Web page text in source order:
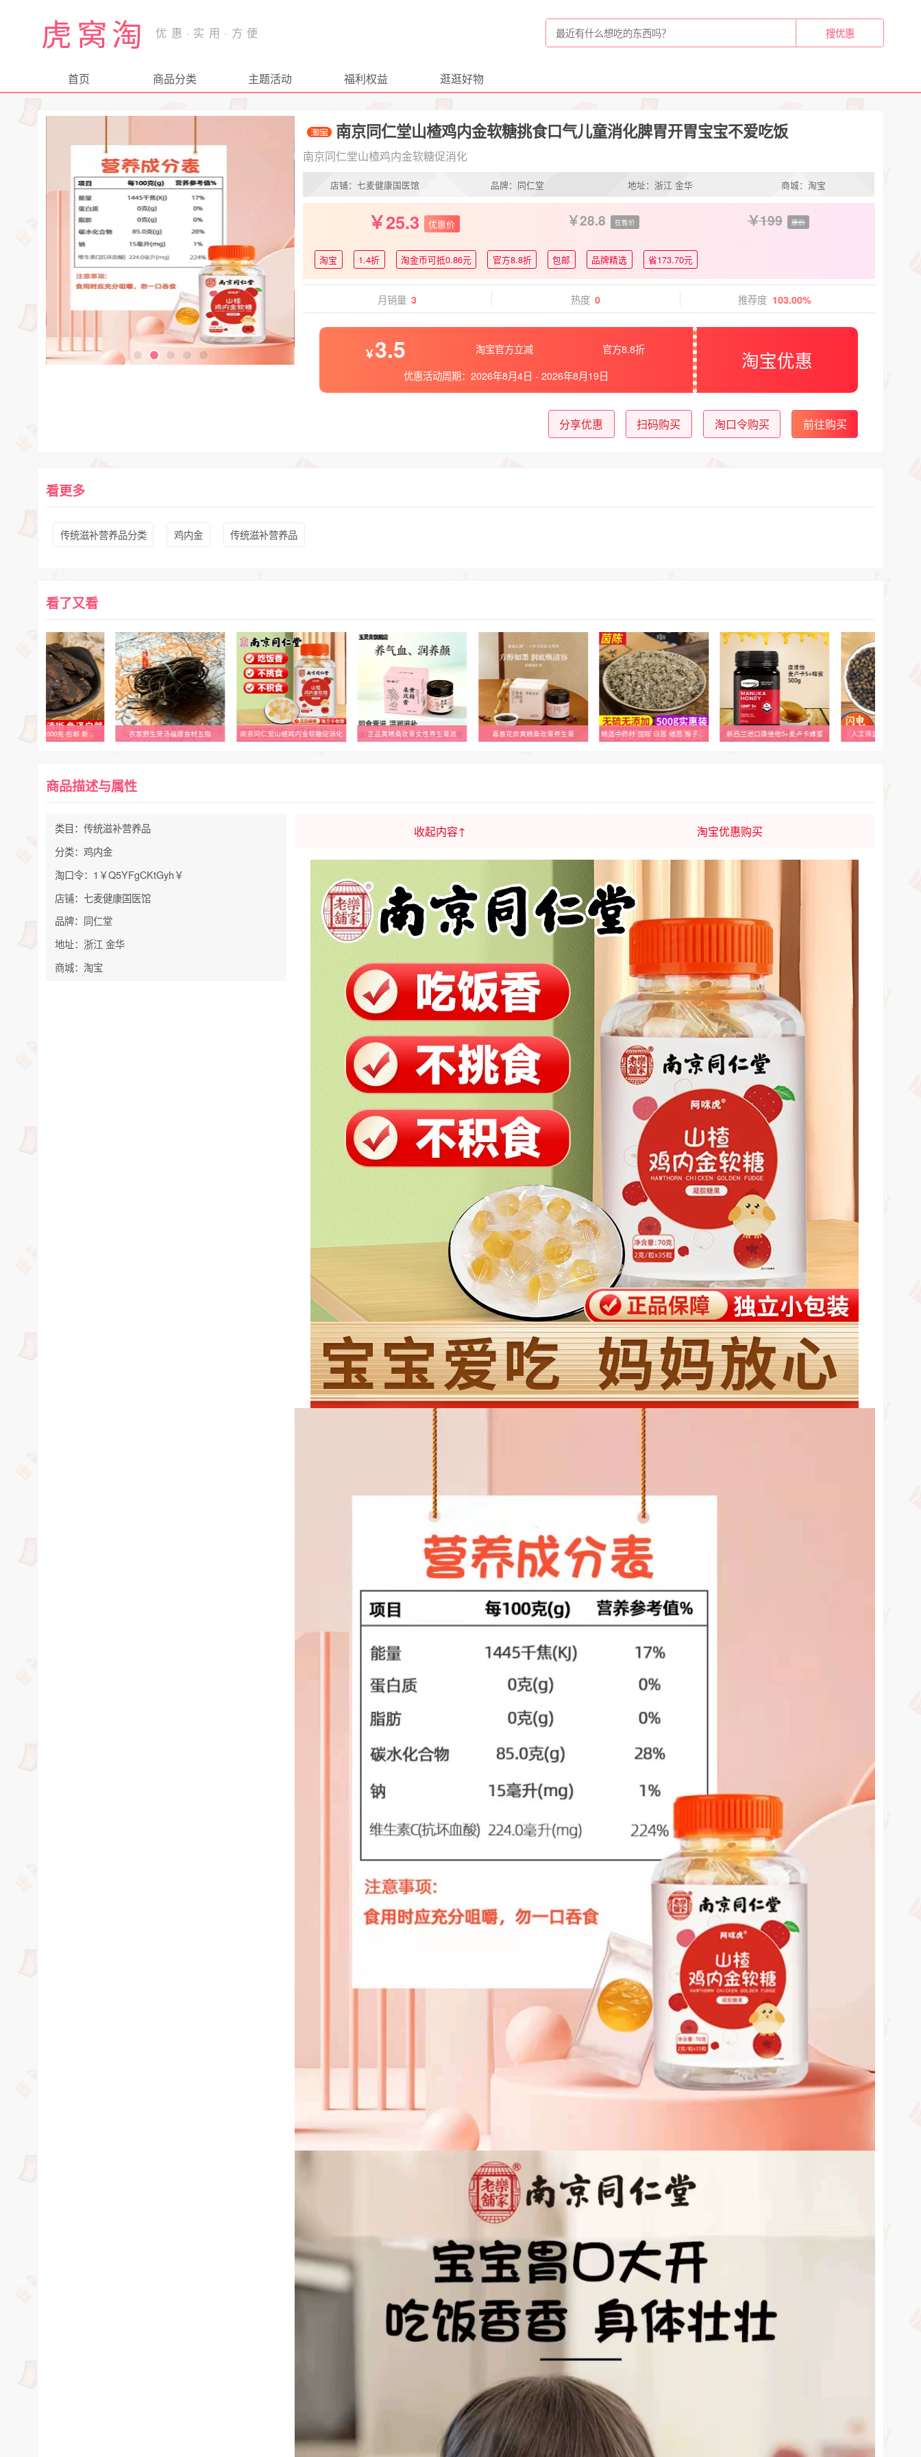
虎窝淘
首页 商品分类 主题活动 福利权益 逛逛好物
南京同仁堂山楂鸡内金软糖挑食口气儿童消化脾胃开胃宝宝不爱吃饭
南京同仁堂山楂鸡内金软糖促消化
店铺：七麦健康国医馆 品牌：同仁堂 地址：浙江 金华 商城：淘宝
25.3 优惠价 28.8 在售价 199 原价
淘宝 1.4折 淘金币可抵0.86元 官方8.8折 包邮 品牌精选 省173.70元
月销量 3 热度 0 推荐度 103.00%
3.5 淘宝官方立减
官方8.8折
优惠活动周期： 2026年8月4日 - 2026年8月19日
淘宝优惠
分享优惠 扫码购买 淘口令购买 前往购买
看更多
传统滋补营养品分类 鸡内金 传统滋补营养品
看了又看
中药材正品 生地500克 包邮 新货特级 生地黄 生地 另有熟地黄 农家野生煲汤福建食材五指 南京同仁堂山楂鸡内金软糖促消化 正品黄精桑玫膏女性养生膏滋 喜善花房黄精桑玫膏养生膏 新西兰进口康维他5+麦卢卡蜂蜜 人工筛选好品质低价
商品描述与属性
类目：传统滋补营养品
分类：鸡内金
淘口令：1￥Q5YFgCKtGyh￥
店铺：七麦健康国医馆
品牌：同仁堂
地址：浙江 金华
商城：淘宝
收起内容↑ 淘宝优惠购买